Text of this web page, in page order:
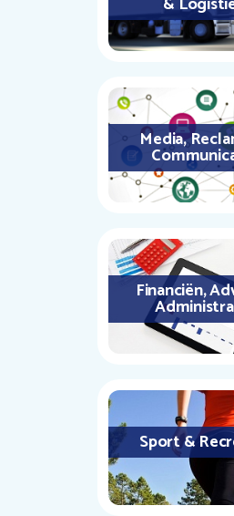
Media,
Financiën,
Sport &